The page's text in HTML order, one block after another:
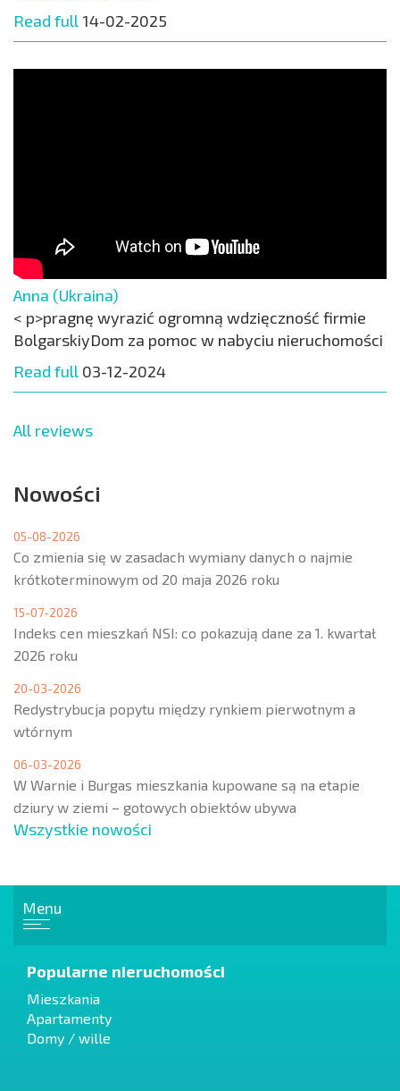
Read full 14-02-2025
Anna (Ukraina)
< p>pragnę wyrazić ogromną wdzięczność firmie
BolgarskiyDom za pomoc w nabyciu nieruchomości
Read full 03-12-2024
All reviews
Nowości
05-08-2026
Co zmienia się w zasadach wymiany danych o najmie
krótkoterminowym od 20 maja 2026 roku
15-07-2026
Indeks cen mieszkań NSI: co pokazują dane za 1. kwartał
2026 roku
20-03-2026
Redystrybucja popytu między rynkiem pierwotnym a
wtórnym
06-03-2026
W Warnie i Burgas mieszkania kupowane są na etapie
dziury w ziemi – gotowych obiektów ubywa
Wszystkie nowości
Menu
Popularne nieruchomości
Mieszkania
Apartamenty
Domy / wille